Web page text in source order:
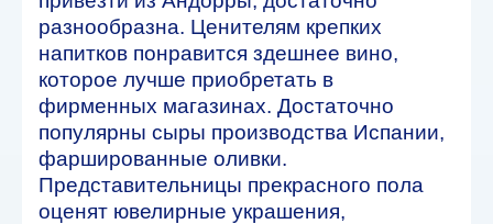
разнообразна. Ценителям крепких
напитков понравится здешнее вино,
которое лучше приобретать в
фирменных магазинах. Достаточно
популярны сыры производства Испании,
фаршированные оливки.
Представительницы прекрасного пола
оценят ювелирные украшения,